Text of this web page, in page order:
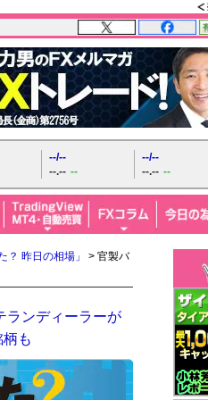
--/--
--.-- --
--/--
--.-- --
？ 昨日の相場」
> 官製バ
ランディーラーが
も